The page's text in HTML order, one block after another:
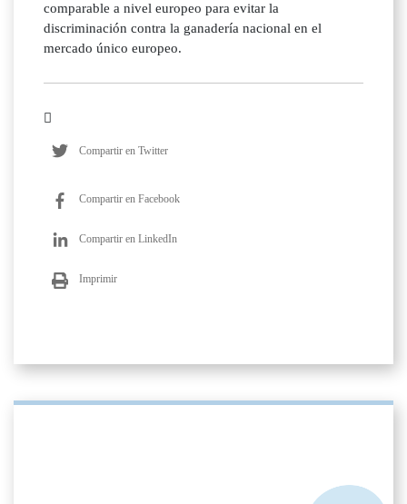
comparable a nivel europeo para evitar la
discriminación contra la ganadería nacional en el
mercado único europeo.
Compartir en Twitter
Compartir en Facebook
Compartir en LinkedIn
Imprimir